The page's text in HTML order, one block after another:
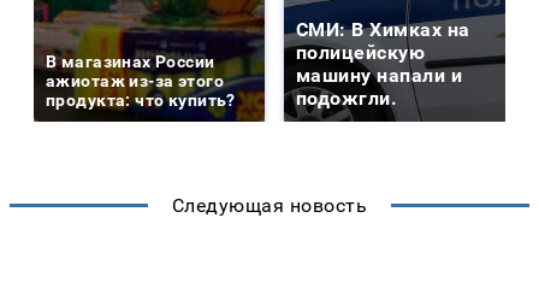
В магазинах России
ажиотаж из-за этого
продукта: что купить?
СМИ: В Химках на
полицейскую
машину напали и
подожгли.
Следующая новость